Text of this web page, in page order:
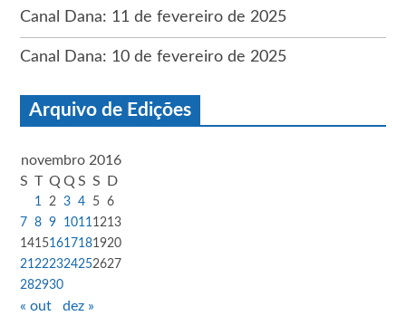
Canal Dana: 11 de fevereiro de 2025
Canal Dana: 10 de fevereiro de 2025
Arquivo de Edições
novembro 2016
S T Q Q S S D
1 2 3 4 5 6
7 8 9 1011 1213
14151617181920
21 222324252627
282930
« out dez »